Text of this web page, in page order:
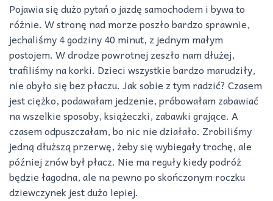
Pojawia się dużo pytań o jazdę samochodem i bywa to
różnie. W stronę nad morze poszło bardzo sprawnie,
jechaliśmy 4 godziny 40 minut, z jednym małym
postojem. W drodze powrotnej zeszło nam dłużej,
trafiliśmy na korki. Dzieci wszystkie bardzo marudziły,
nie obyło się bez płaczu. Jak sobie z tym radzić? Czasem
jest ciężko, podawałam jedzenie, próbowałam zabawiać
na wszelkie sposoby, książeczki, zabawki grające. A
czasem odpuszczałam, bo nic nie działało. Zrobiliśmy
jedną dłuższą przerwę, żeby się wybiegały trochę, ale
później znów był płacz. Nie ma reguły kiedy podróż
będzie łagodna, ale na pewno po skończonym roczku
dziewczynek jest dużo lepiej.